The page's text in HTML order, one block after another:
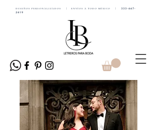
DISEÑOS PERSONALIZADOS | ENVÍOS A TODO MÉXICO | 333-667-
2419